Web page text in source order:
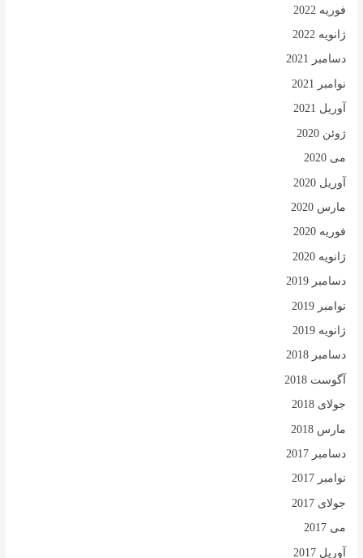
فوریه 2022
ژانویه 2022
دسامبر 2021
نوامبر 2021
آوریل 2021
ژوئن 2020
می 2020
آوریل 2020
مارس 2020
فوریه 2020
ژانویه 2020
دسامبر 2019
نوامبر 2019
ژانویه 2019
دسامبر 2018
آگوست 2018
جولای 2018
مارس 2018
دسامبر 2017
نوامبر 2017
جولای 2017
می 2017
آوریل 2017